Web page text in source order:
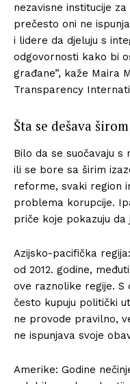
nezavisne institucije
prečesto oni ne
i lidere da djeluju s
odgovornosti kako bi
građane”, kaže Maira
Transparency
Šta se dešava
Bilo da se suočavaju s
ili se bore sa širim
reforme, svaki region
problema korupcije.
priče koje pokazuju
Azijsko-pacifička
od 2012. godine,
ove raznolike regije.
često kupuju politički
ne provode pravilno,
ne ispunjava svoje
Amerike: Godine